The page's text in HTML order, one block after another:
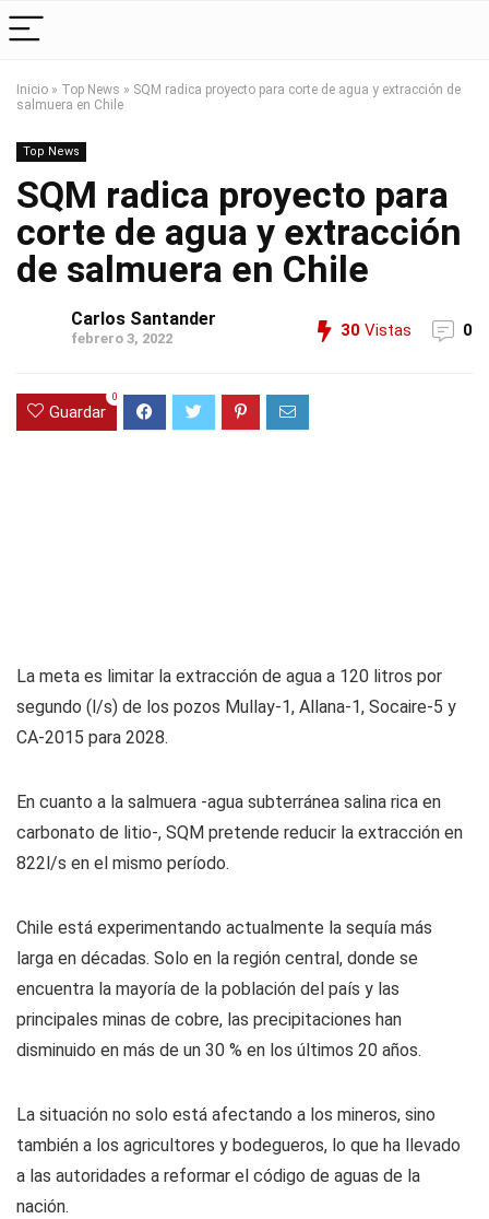
Inicio » Top News » SQM radica proyecto para corte de agua y extracción de
salmuera en Chile
Top News
SQM radica proyecto para
corte de agua y extracción
de salmuera en Chile
Carlos Santander
febrero 3, 2022 30 Vistas 0
Guardar
0
La meta es limitar la extracción de agua a 120 litros por
segundo (l/s) de los pozos Mullay-1, Allana-1, Socaire-5 y
CA-2015 para 2028.
En cuanto a la salmuera -agua subterránea salina rica en
carbonato de litio-, SQM pretende reducir la extracción en
822l/s en el mismo período.
Chile está experimentando actualmente la sequía más
larga en décadas. Solo en la región central, donde se
encuentra la mayoría de la población del país y las
principales minas de cobre, las precipitaciones han
disminuido en más de un 30 % en los últimos 20 años.
La situación no solo está afectando a los mineros, sino
también a los agricultores y bodegueros, lo que ha llevado
a las autoridades a reformar el código de aguas de la
nación.